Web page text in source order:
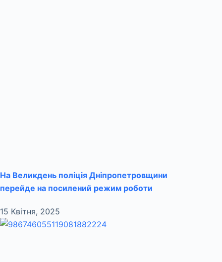
На Великдень поліція Дніпропетровщини
перейде на посилений режим роботи
15 Квітня, 2025